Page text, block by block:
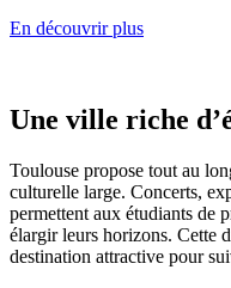
En découvrir plus
Une ville riche
Toulouse propose tout au
culturelle large. Concerts,
permettent aux étudiants de
élargir leurs horizons. Cette
destination attractive pour